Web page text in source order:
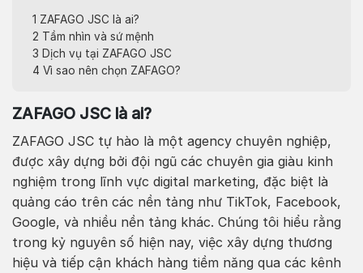
1 ZAFAGO JSC là ai?
2 Tầm nhìn và sứ mệnh
3 Dịch vụ tại ZAFAGO JSC
4 Vì sao nên chọn ZAFAGO?
ZAFAGO JSC là ai?
ZAFAGO JSC tự hào là một agency chuyên nghiệp,
được xây dựng bởi đội ngũ các chuyên gia giàu kinh
nghiệm trong lĩnh vực digital marketing, đặc biệt là
quảng cáo trên các nền tảng như TikTok, Facebook,
Google, và nhiều nền tảng khác. Chúng tôi hiểu rằng
trong kỷ nguyên số hiện nay, việc xây dựng thương
hiệu và tiếp cận khách hàng tiềm năng qua các kênh